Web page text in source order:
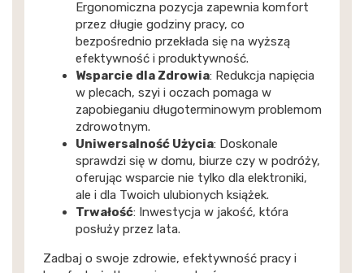
Ergonomiczna pozycja zapewnia komfort
przez długie godziny pracy, co
bezpośrednio przekłada się na wyższą
efektywność i produktywność.
Wsparcie dla Zdrowia: Redukcja napięcia
w plecach, szyi i oczach pomaga w
zapobieganiu długoterminowym problemom
zdrowotnym.
Uniwersalność Użycia: Doskonale
sprawdzi się w domu, biurze czy w podróży,
oferując wsparcie nie tylko dla elektroniki,
ale i dla Twoich ulubionych książek.
Trwałość: Inwestycja w jakość, która
posłuży przez lata.
Zadbaj o swoje zdrowie, efektywność pracy i